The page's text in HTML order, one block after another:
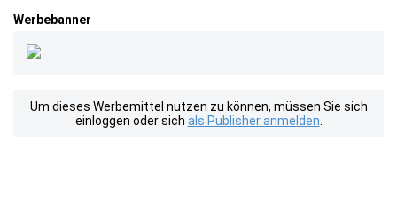
Werbebanner
Um dieses Werbemittel nutzen zu können, müssen Sie sich
einloggen oder sich als Publisher anmelden